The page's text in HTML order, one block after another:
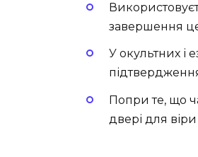
завершення
У окультних і
Попри те, що
двері для віри